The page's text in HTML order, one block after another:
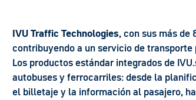
IVU Traffic Technologies, con sus más
contribuyendo a un servicio de
Los productos estándar integrados de
autobuses y ferrocarriles: desde la
el billetaje y la información al pasajero,